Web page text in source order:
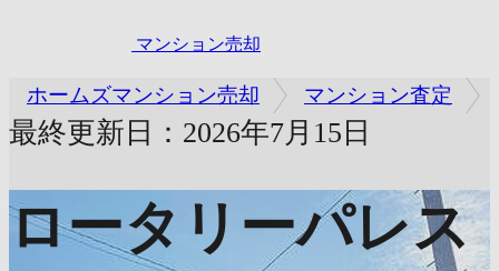
マンション売却
ホームズマンション売却 マンション査定
最終更新日：2026年7月15日
ロータリーパレス